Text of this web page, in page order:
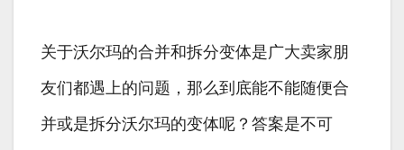
关于沃尔玛的合并和拆分变体是广大卖家朋
友们都遇上的问题，那么到底能不能随便合
并或是拆分沃尔玛的变体呢？答案是不可